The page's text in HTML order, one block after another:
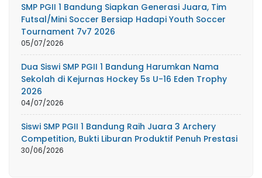
SMP PGII 1 Bandung Siapkan Generasi Juara, Tim
Futsal/Mini Soccer Bersiap Hadapi Youth Soccer
Tournament 7v7 2026
05/07/2026
Dua Siswi SMP PGII 1 Bandung Harumkan Nama
Sekolah di Kejurnas Hockey 5s U-16 Eden Trophy
2026
04/07/2026
Siswi SMP PGII 1 Bandung Raih Juara 3 Archery
Competition, Bukti Liburan Produktif Penuh Prestasi
30/06/2026